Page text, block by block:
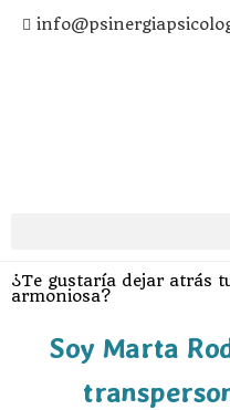
¿Te gustaría dejar atrás
armoniosa?
Soy Marta